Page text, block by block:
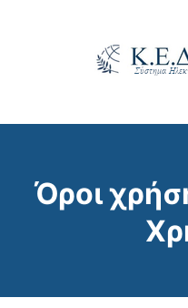
Όροι